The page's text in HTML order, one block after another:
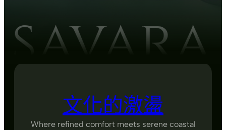
文化的激盪
Where refined comfort meets serene coastal